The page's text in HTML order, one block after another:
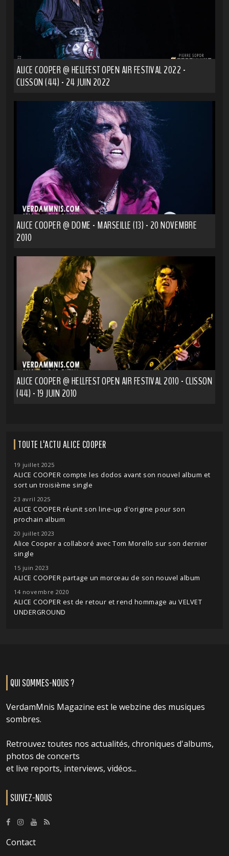
ALICE COOPER @ HELLFEST OPEN AIR FESTIVAL 2022 -
CLISSON (44) - 24 JUIN 2022
ALICE COOPER @ DOME - MARSEILLE (13) - 20 NOVEMBRE
2010
ALICE COOPER @ HELLFEST OPEN AIR FESTIVAL 2010 - CLISSON
(44) - 19 JUIN 2010
TOUTE L'ACTU ALICE COOPER
19 juillet 2025
ALICE COOPER compte les dodos avant son nouvel album et
sort un troisième single
23 avril 2025
ALICE COOPER réunit son line-up d'origine pour son
prochain album
20 juillet 2023
Alice Cooper a collaboré avec Tom Morello sur son dernier
single
15 juin 2023
ALICE COOPER partage un morceau de son nouvel album
14 novembre 2020
ALICE COOPER est de retour et rend hommage au VELVET
UNDERGROUND
QUI SOMMES-NOUS ?
VerdamMnis Magazine est le webzine des musiques
sombres.
Retrouvez toutes nos actualités, chroniques d'albums,
photos de concerts
et live reports, interviews, vidéos...
SUIVEZ-NOUS
Contact